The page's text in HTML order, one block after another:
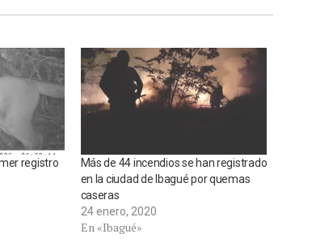
registro
Más de 44 incendios se han registrado
en la ciudad de Ibagué por quemas
caseras
24 enero, 2020
En «Ibagué»